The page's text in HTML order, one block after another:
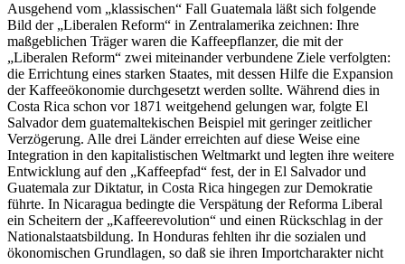
Ausgehend vom „klassischen“ Fall Guatemala läßt sich folgende
Bild der „Liberalen Reform“ in Zentralamerika zeichnen: Ihre
maßgeblichen Träger waren die Kaffeepflanzer, die mit der
„Liberalen Reform“ zwei miteinander verbundene Ziele verfolgten:
die Errichtung eines starken Staates, mit dessen Hilfe die Expansion
der Kaffeeökonomie durchgesetzt werden sollte. Während dies in
Costa Rica schon vor 1871 weitgehend gelungen war, folgte El
Salvador dem guatemaltekischen Beispiel mit geringer zeitlicher
Verzögerung. Alle drei Länder erreichten auf diese Weise eine
Integration in den kapitalistischen Weltmarkt und legten ihre weitere
Entwicklung auf den „Kaffeepfad“ fest, der in El Salvador und
Guatemala zur Diktatur, in Costa Rica hingegen zur Demokratie
führte. In Nicaragua bedingte die Verspätung der Reforma Liberal
ein Scheitern der „Kaffeerevolution“ und einen Rückschlag in der
Nationalstaatsbildung. In Honduras fehlten ihr die sozialen und
ökonomischen Grundlagen, so daß sie ihren Importcharakter nicht